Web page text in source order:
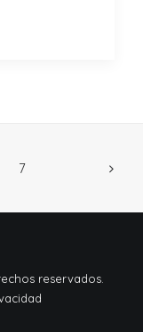
7
reservados.